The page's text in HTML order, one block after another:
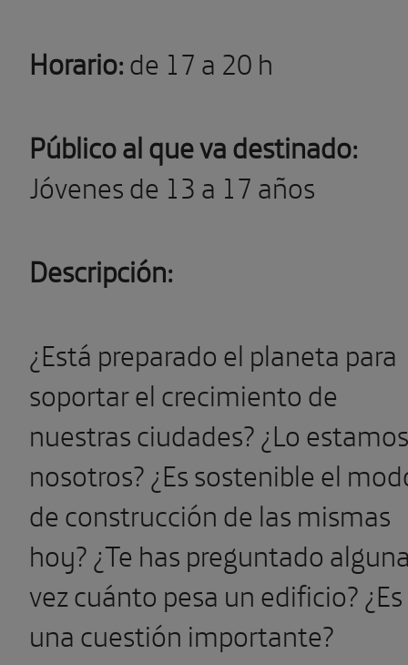
Horario:de 17 a 20 h
Público al que va destinado:
Jóvenes de 13 a 17 años
Descripción:
¿Está preparado el planeta para
soportar el crecimiento de
nuestras ciudades? ¿Lo estamos
nosotros? ¿Es sostenible el
de construcción de las mismas
hoy? ¿Te has preguntado
vez cuánto pesa un edificio? ¿Es
una cuestión importante?